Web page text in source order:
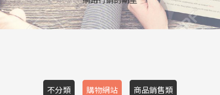
不分類 購物網站 商品銷售類